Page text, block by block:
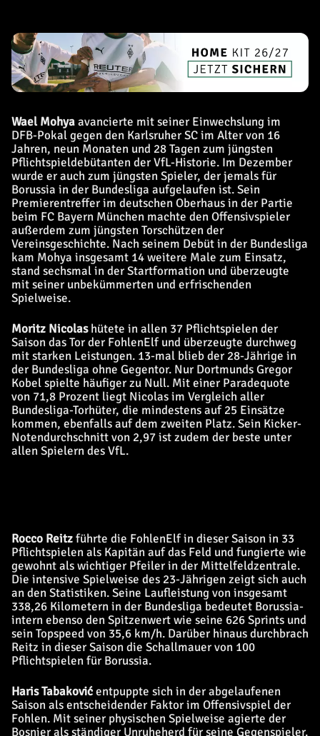
Wael Mohyaavancierte mit seiner Einwechslung im
DFB-Pokal gegen den Karlsruher SC im Alter von 16
Jahren, neun Monaten und 28 Tagen zum jüngsten
Pflichtspieldebütanten der VfL-Historie. Im Dezember
wurde er auch zum jüngsten Spieler, der jemals für
Borussia in der Bundesliga aufgelaufen ist. Sein
Premierentreffer im deutschen Oberhaus in der Partie
beim FC Bayern München machte den Offensivspieler
außerdem zum jüngsten Torschützen der
Vereinsgeschichte. Nach seinem Debüt in der Bundesliga
kam Mohya insgesamt 14 weitere Male zum Einsatz,
stand sechsmal in der Startformation und überzeugte
mit seiner unbekümmerten und erfrischenden
Spielweise.
Moritz Nicolashütete in allen 37 Pflichtspielen der
Saison das Tor der FohlenElf und überzeugte durchweg
mit starken Leistungen. 13-mal blieb der 28-Jährige in
der Bundesliga ohne Gegentor. Nur Dortmunds Gregor
Kobel spielte häufiger zu Null. Mit einer Paradequote
von 71,8 Prozent liegt Nicolas im Vergleich aller
Bundesliga-Torhüter, die mindestens auf 25 Einsätze
kommen, ebenfalls auf dem zweiten Platz. Sein Kicker-
Notendurchschnitt von 2,97 ist zudem der beste unter
allen Spielern des VfL.
Rocco Reitzführte die FohlenElf in dieser Saison in 33
Pflichtspielen als Kapitän auf das Feld und fungierte wie
gewohnt als wichtiger Pfeiler in der Mittelfeldzentrale.
Die intensive Spielweise des 23-Jährigen zeigt sich auch
an den Statistiken. Seine Laufleistung von insgesamt
338,26 Kilometern in der Bundesliga bedeutet Borussia-
intern ebenso den Spitzenwert wie seine 626 Sprints und
sein Topspeed von 35,6 km/h. Darüber hinaus durchbrach
Reitz in dieser Saison die Schallmauer von 100
Pflichtspielen für Borussia.
Haris Tabakovićentpuppte sich in der abgelaufenen
Saison als entscheidender Faktor im Offensivspiel der
Fohlen. Mit seiner physischen Spielweise agierte der
Bosnier als ständiger Unruheherd für seine Gegenspieler.